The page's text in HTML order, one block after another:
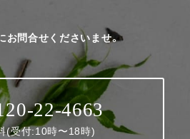
お問合せくださいませ。
22-4663
(受付:10時〜18時)